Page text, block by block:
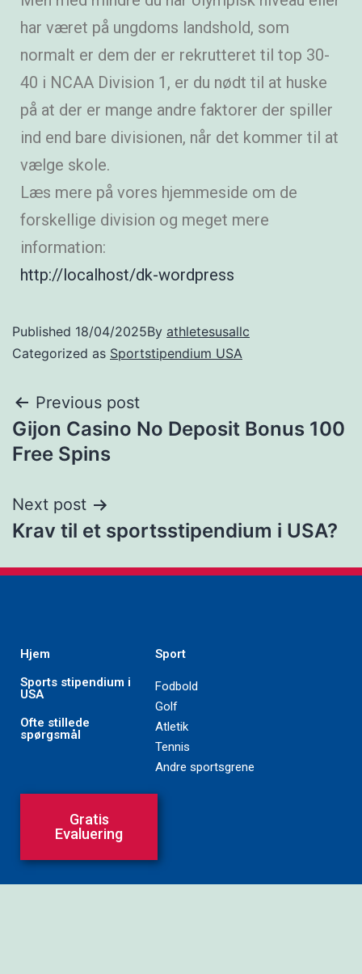
har været på ungdoms landshold, som
normalt er dem der er rekrutteret til top 30-
40 i NCAA Division 1, er du nødt til at huske
på at der er mange andre faktorer der spiller
ind end bare divisionen, når det kommer til at
vælge skole.
Læs mere på vores hjemmeside om de
forskellige division og meget mere
information:
http://localhost/dk-wordpress
Published 18/04/2025By athletesusallc
Categorized as Sportstipendium USA
Previous post
Gijon Casino No Deposit Bonus 100
Free Spins
Next post
Krav til et sportsstipendium i USA?
Hjem
Sports stipendium i
USA
Ofte stillede
spørgsmål
Sport
Fodbold
Golf
Atletik
Tennis
Andre sportsgrene
Gratis
Evaluering